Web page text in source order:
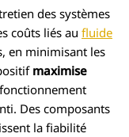
des systèmes
coûts liés au fluide
en minimisant les
maximise
Des composants
la fiabilité